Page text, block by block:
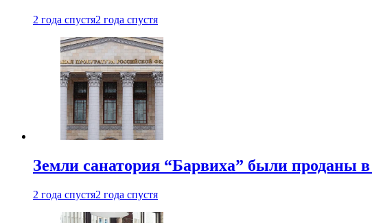
2 года спустя2 года спустя
Земли санатория “Барвиха” были проданы
2 года спустя2 года спустя